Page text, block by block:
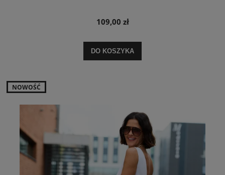
109,00 zł
DO KOSZYKA
NOWOŚĆ